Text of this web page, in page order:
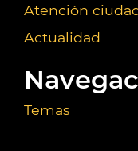
Atención
Actualidad
Temas